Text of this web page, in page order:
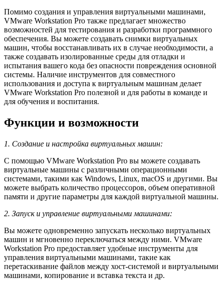
Помимо создания и управления виртуальными машинами,
VMware Workstation Pro также предлагает множество
возможностей для тестирования и разработки программного
обеспечения. Вы можете создавать снимки виртуальных
машин, чтобы восстанавливать их в случае необходимости, а
также создавать изолированные среды для отладки и
испытания вашего кода без опасности повреждения основной
системы. Наличие инструментов для совместного
использования и доступа к виртуальным машинам делает
VMware Workstation Pro полезной и для работы в команде и
для обучения и воспитания.
Функции и возможности
1. Создание и настройка виртуальных машин:
С помощью VMware Workstation Pro вы можете создавать
виртуальные машины с различными операционными
системами, такими как Windows, Linux, macOS и другими. Вы
можете выбрать количество процессоров, объем оперативной
памяти и другие параметры для каждой виртуальной машины.
2. Запуск и управление виртуальными машинами:
Вы можете одновременно запускать несколько виртуальных
машин и мгновенно переключаться между ними. VMware
Workstation Pro предоставляет удобные инструменты для
управления виртуальными машинами, такие как
перетаскивание файлов между хост-системой и виртуальными
машинами, копирование и вставка текста и др.